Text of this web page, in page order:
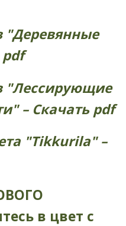
"Деревянные
"Лессирующие
– Скачать pdf
"Tikkurila" –
в цвет с